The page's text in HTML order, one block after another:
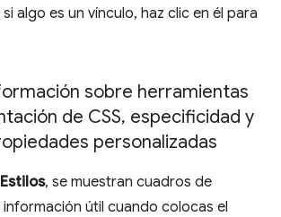
algo es un vínculo, haz clic en él para
sobre herramientas
de CSS, especificidad y
personalizadas
Estilos, se muestran cuadros de
útil cuando colocas el